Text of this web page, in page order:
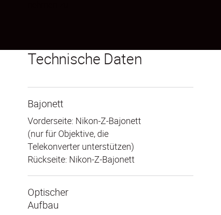
Technische Daten
Bajonett
Vorderseite: Nikon-Z-Bajonett
(nur für Objektive, die
Telekonverter unterstützen)
Rückseite: Nikon-Z-Bajonett
Optischer
Aufbau